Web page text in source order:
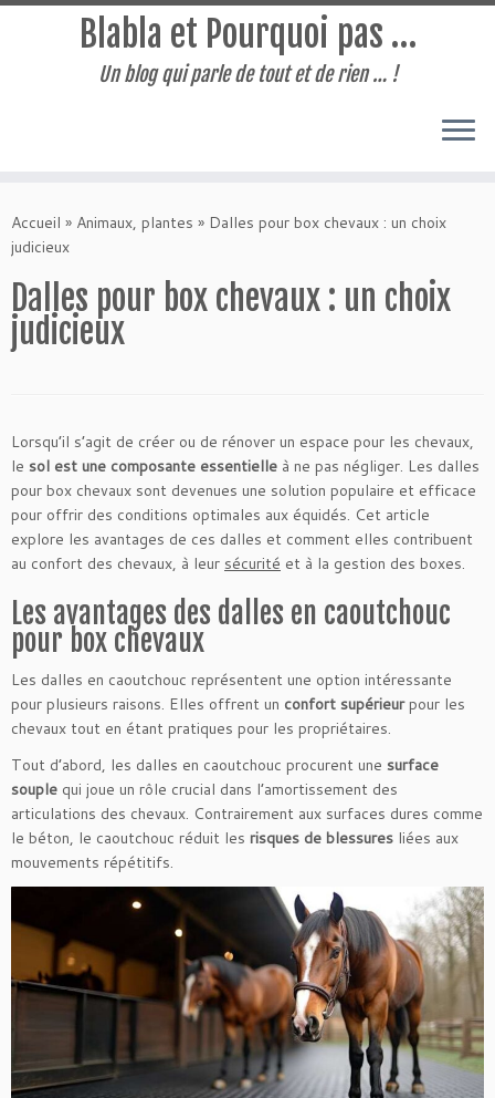
au
contenu
Blabla et Pourquoi pas …
Un blog qui parle de tout et de rien … !
Accueil » Animaux, plantes » Dalles pour box chevaux : un choix
judicieux
Dalles pour box chevaux : un choix
judicieux
Lorsqu’il s’agit de créer ou de rénover un espace pour les chevaux,
le sol est une composante essentielle à ne pas négliger. Les dalles
pour box chevaux sont devenues une solution populaire et efficace
pour offrir des conditions optimales aux équidés. Cet article
explore les avantages de ces dalles et comment elles contribuent
au confort des chevaux, à leur sécurité et à la gestion des boxes.
Les avantages des dalles en caoutchouc
pour box chevaux
Les dalles en caoutchouc représentent une option intéressante
pour plusieurs raisons. Elles offrent un confort supérieurpour les
chevaux tout en étant pratiques pour les propriétaires.
Tout d’abord, les dalles en caoutchouc procurent une surface
souple qui joue un rôle crucial dans l’amortissement des
articulations des chevaux. Contrairement aux surfaces dures comme
le béton, le caoutchouc réduit les risques de blessures liées aux
mouvements répétitifs.